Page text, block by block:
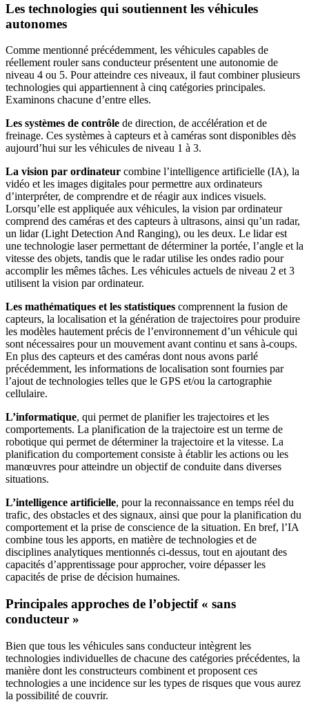
Les technologies qui soutiennent les véhicules
autonomes
Comme mentionné précédemment, les véhicules capables de
réellement rouler sans conducteur présentent une autonomie de
niveau 4 ou 5. Pour atteindre ces niveaux, il faut combiner plusieurs
technologies qui appartiennent à cinq catégories principales.
Examinons chacune d’entre elles.
Les systèmes de contrôle de direction, de accélération et de
freinage. Ces systèmes à capteurs et à caméras sont disponibles dès
aujourd’hui sur les véhicules de niveau 1 à 3.
La vision par ordinateur combine l’intelligence artificielle (IA), la
vidéo et les images digitales pour permettre aux ordinateurs
d’interpréter, de comprendre et de réagir aux indices visuels.
Lorsqu’elle est appliquée aux véhicules, la vision par ordinateur
comprend des caméras et des capteurs à ultrasons, ainsi qu’un radar,
un lidar (Light Detection And Ranging), ou les deux. Le lidar est
une technologie laser permettant de déterminer la portée, l’angle et la
vitesse des objets, tandis que le radar utilise les ondes radio pour
accomplir les mêmes tâches. Les véhicules actuels de niveau 2 et 3
utilisent la vision par ordinateur.
Les mathématiques et les statistiques comprennent la fusion de
capteurs, la localisation et la génération de trajectoires pour produire
les modèles hautement précis de l’environnement d’un véhicule qui
sont nécessaires pour un mouvement avant continu et sans à-coups.
En plus des capteurs et des caméras dont nous avons parlé
précédemment, les informations de localisation sont fournies par
l’ajout de technologies telles que le GPS et/ou la cartographie
cellulaire.
L’informatique, qui permet de planifier les trajectoires et les
comportements. La planification de la trajectoire est un terme de
robotique qui permet de déterminer la trajectoire et la vitesse. La
planification du comportement consiste à établir les actions ou les
manœuvres pour atteindre un objectif de conduite dans diverses
situations.
L’intelligence artificielle, pour la reconnaissance en temps réel du
trafic, des obstacles et des signaux, ainsi que pour la planification du
comportement et la prise de conscience de la situation. En bref, l’IA
combine tous les apports, en matière de technologies et de
disciplines analytiques mentionnés ci-dessus, tout en ajoutant des
capacités d’apprentissage pour approcher, voire dépasser les
capacités de prise de décision humaines.
Principales approches de l’objectif « sans
conducteur »
Bien que tous les véhicules sans conducteur intègrent les
technologies individuelles de chacune des catégories précédentes, la
manière dont les constructeurs combinent et proposent ces
technologies a une incidence sur les types de risques que vous aurez
la possibilité de couvrir.